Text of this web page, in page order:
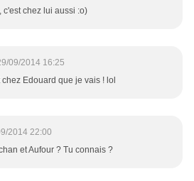
c'est chez lui aussi :o)
09/2014 16:25
chez Edouard que je vais ! lol
2014 22:00
et Aufour ? Tu connais ?